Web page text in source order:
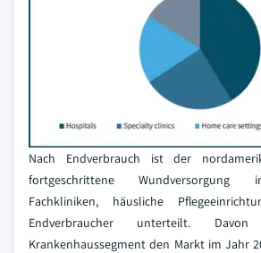
Nach Endverbrauch ist der
fortgeschrittene Wundversorgung
Fachkliniken, häusliche
Endverbraucher unterteilt.
Krankenhaussegment den Markt im Jahr